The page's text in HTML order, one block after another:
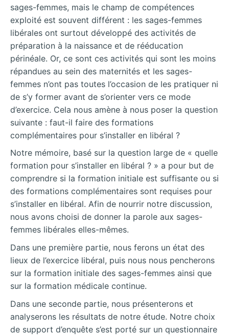
sages-femmes, mais le champ de compétences
exploité est souvent différent : les sages-femmes
libérales ont surtout développé des activités de
préparation à la naissance et de rééducation
périnéale. Or, ce sont ces activités qui sont les moins
répandues au sein des maternités et les sages-
femmes n’ont pas toutes l’occasion de les pratiquer ni
de s’y former avant de s’orienter vers ce mode
d’exercice. Cela nous amène à nous poser la question
suivante : faut-il faire des formations
complémentaires pour s’installer en libéral ?
Notre mémoire, basé sur la question large de « quelle
formation pour s’installer en libéral ? » a pour but de
comprendre si la formation initiale est suffisante ou si
des formations complémentaires sont requises pour
s’installer en libéral. Afin de nourrir notre discussion,
nous avons choisi de donner la parole aux sages-
femmes libérales elles-mêmes.
Dans une première partie, nous ferons un état des
lieux de l’exercice libéral, puis nous nous pencherons
sur la formation initiale des sages-femmes ainsi que
sur la formation médicale continue.
Dans une seconde partie, nous présenterons et
analyserons les résultats de notre étude. Notre choix
de support d’enquête s’est porté sur un questionnaire